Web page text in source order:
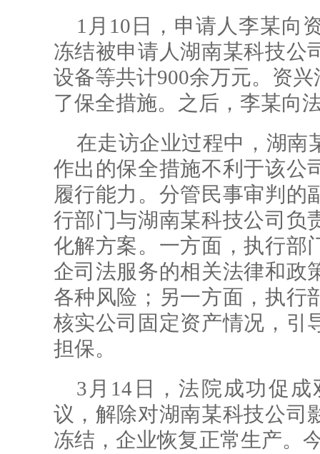
1月10日，申请人李某向
冻结被申请人湖南某科技公
设备等共计900余万元。资
了保全措施。之后，李某向
在走访企业过程中，湖南
作出的保全措施不利于该公
履行能力。分管民事审判的
行部门与湖南某科技公司负
化解方案。一方面，执行部
企司法服务的相关法律和政
各种风险；另一方面，执行
核实公司固定资产情况，引
担保。
3月14日，法院成功促
议，解除对湖南某科技公司
冻结，企业恢复正常生产。